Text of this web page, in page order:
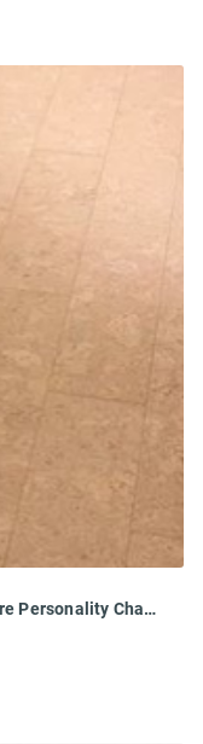
AJ3K002 Пробковый пол Wicanders Pure Personality Champagne